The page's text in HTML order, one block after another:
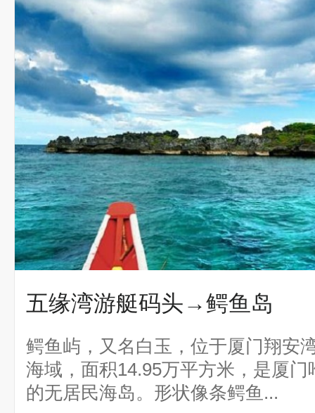
五缘湾游艇码头→鳄鱼岛
鳄鱼屿，又名白玉，位于厦门翔安
海域，面积14.95万平方米，是厦门
的无居民海岛。形状像条鳄鱼...